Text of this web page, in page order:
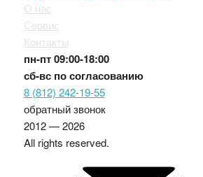
О нас
Сервис
Контакты
пн-пт09:00-18:00
сб-вс по согласованию
8 (812) 242-19-55
обратный звонок
2012 — 2026
All rights reserved.